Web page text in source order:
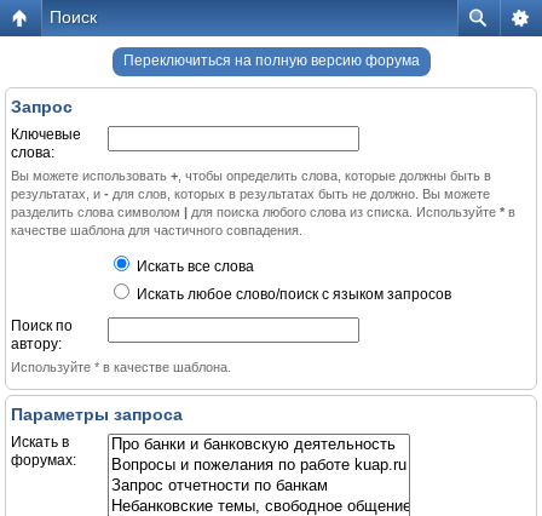
Поиск
Переключиться на полную версию форума
Запрос
Ключевые
слова:
Вы можете использовать + , чтобы определить слова, которые должны быть в
результатах, и - для слов, которых в результатах быть не должно. Вы можете
разделить слова символом | для поиска любого слова из списка. Используйте * в
качестве шаблона для частичного совпадения.
Искать все слова
Искать любое слово/поиск с языком запросов
Поиск по
автору:
Используйте * в качестве шаблона.
Параметры запроса
Искать в
форумах: